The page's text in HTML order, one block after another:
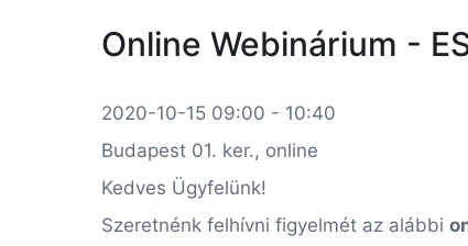
Online Webinárium -
2020-10-15 09:00 - 10:40
Budapest 01. ker., online
Kedves Ügyfelünk!
Szeretnénk felhívni figyelmét az alábbi